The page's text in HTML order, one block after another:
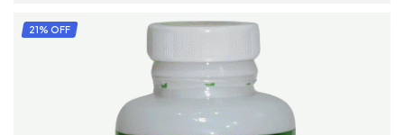
AÑADIR AL CARRITO
21% OFF